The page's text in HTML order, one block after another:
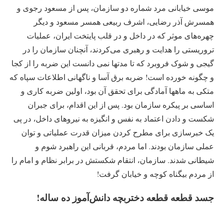
موسی خیابانی مرد شماره دو سازمان، پس از مسعود رجوی و
همسرش آذر رضایی، اشرف ربیعی همسر مسعود و دیگر
چهره‌های موثر که در داخل و در قلب پایتخت ایران، عملیات
تروریستی را هدایت و رهبری می‌کردند، آنچنان سازمان را در
گیجی و شوک فروبرد که تا مدتها نمی دانست این ضربه را از کجا
و چگونه خورده است! ضربه برق آسا و ناگهانی اطلاعات سپاه که
متکی به ماهها آمادگی برای تحقق آن بود، اولین ضربه کاری و
اساسی بر پیکره سازمان بود. پس از این اقدام، برای جبران
شکست و دادن اعتماد به نفس و انگیزه به نیروهای داخل، در پی
یک خبرسازی برای مطرح کردن میزان قدرت عملیاتی و توان
عملی سازمان بودند. اما مردم، قربانی این راهبرد شوم و
شیطانی شدند. سازمان، انتقام شکستش در برابر نظام و امام را
از مردم بیگناه کوچه و خیابان گرفت!
جسد قطعه قطعه دختربچه دانش‌آموز ده ساله!